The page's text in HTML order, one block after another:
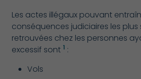
Les actes illégaux pouvant
conséquences judiciaires les
retrouvées chez les personnes
excessif sont 1 :
Vols